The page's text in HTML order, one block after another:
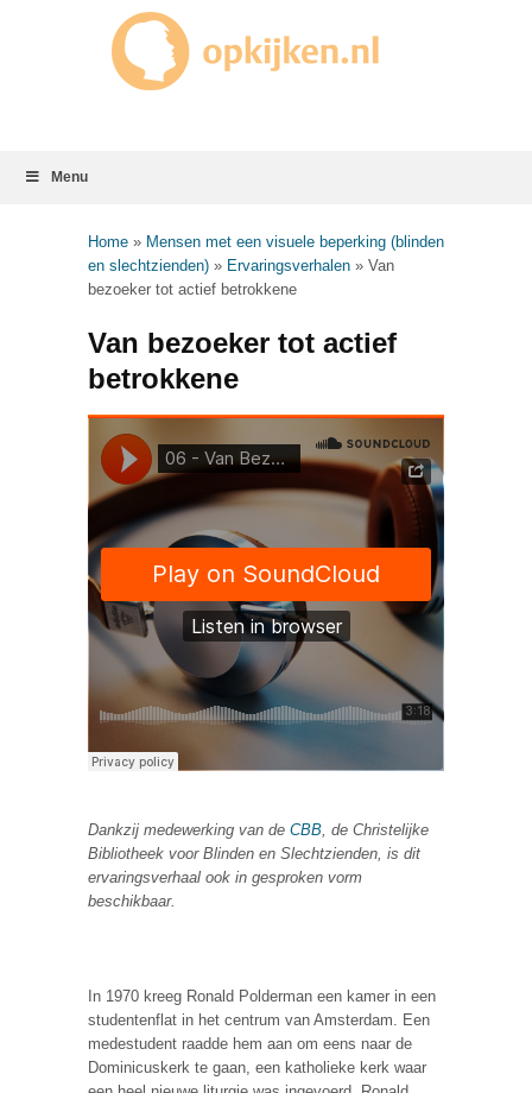
Menu
Home » Mensen met een visuele beperking (blinden
en slechtzienden) » Ervaringsverhalen » Van
bezoeker tot actief betrokkene
Van bezoeker tot actief
betrokkene
Dankzij medewerking van de CBB, de Christelijke
Bibliotheek voor Blinden en Slechtzienden, is dit
ervaringsverhaal ook in gesproken vorm
beschikbaar.
In 1970 kreeg Ronald Polderman een kamer in een
studentenflat in het centrum van Amsterdam. Een
medestudent raadde hem aan om eens naar de
Dominicuskerk te gaan, een katholieke kerk waar